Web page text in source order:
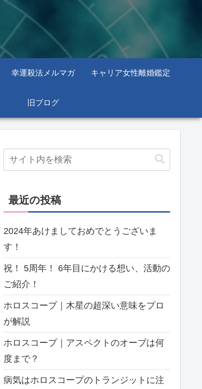
幸運殺法メルマガ キャリア女性離婚鑑定
旧ブログ
最近の投稿
2024年あけましておめでとうございま
す！
祝！ 5周年！ 6年目にかける想い、活動の
ご紹介！
ホロスコープ｜木星の超深い意味をプロ
が解説
ホロスコープ｜アスペクトのオーブは何
度まで？
病気はホロスコープのトランジットに注